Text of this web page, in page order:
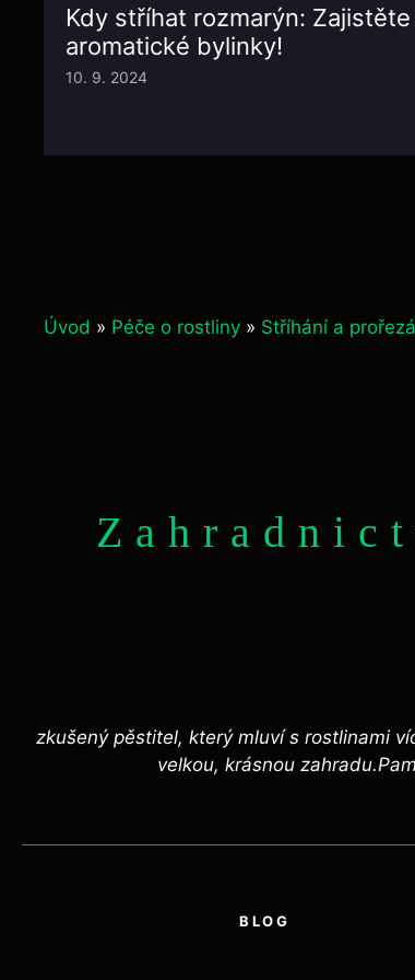
Kdy stříhat rozmarýn: Zajistěte
aromatické bylinky!
10. 9. 2024
Úvod » Péče o rostliny » Stříhání a
zkušený pěstitel, který mluví s rostlinami
velkou, krásnou
BLOG